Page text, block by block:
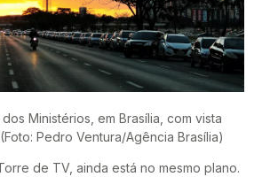
Ministérios, em Brasília, com vista
Pedro Ventura/Agência Brasília)
de TV, ainda está no mesmo plano.